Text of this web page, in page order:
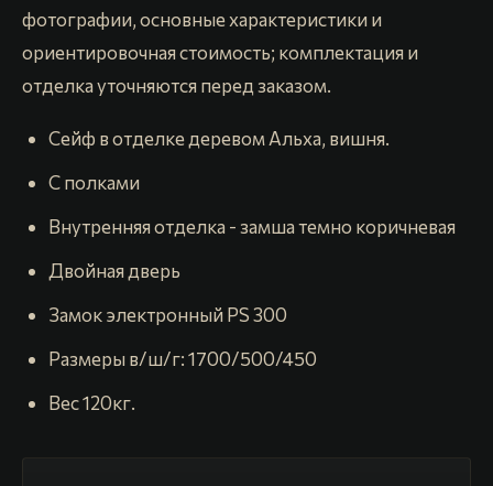
фотографии, основные характеристики и
ориентировочная стоимость; комплектация и
отделка уточняются перед заказом.
Сейф в отделке деревом Альха, вишня.
С полками
Внутренняя отделка - замша темно коричневая
Двойная дверь
Замок электронный PS 300
Размеры в/ш/г: 1700/500/450
Вес 120кг.